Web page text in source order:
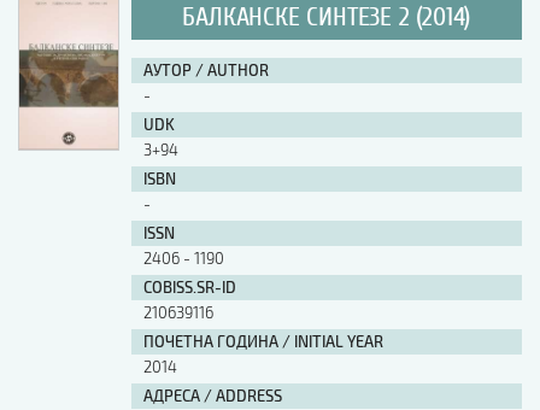
БАЛКАНСКЕ СИНТЕЗЕ 2 (2014)
АУТОР / AUTHOR
-
UDK
3+94
ISBN
-
ISSN
2406 - 1190
COBISS.SR-ID
210639116
ПОЧЕТНА ГОДИНА / INITIAL YEAR
2014
АДРЕСА / ADDRESS